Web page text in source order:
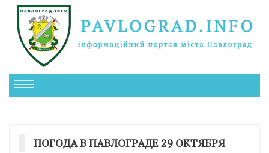
ПОГОДА В ПАВЛОГРАДЕ 29 ОКТЯБРЯ